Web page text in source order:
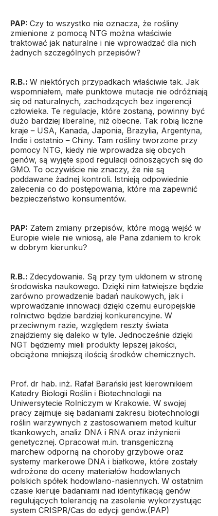
PAP: Czy to wszystko nie oznacza, że rośliny
zmienione z pomocą NTG można właściwie
traktować jak naturalne i nie wprowadzać dla nich
żadnych szczególnych przepisów?
R.B.: W niektórych przypadkach właściwie tak. Jak
wspomniałem, małe punktowe mutacje nie odróżniają
się od naturalnych, zachodzących bez ingerencji
człowieka. Te regulacje, które zostaną, powinny być
dużo bardziej liberalne, niż obecne. Tak robią liczne
kraje – USA, Kanada, Japonia, Brazylia, Argentyna,
Indie i ostatnio – Chiny. Tam rośliny tworzone przy
pomocy NTG, kiedy nie wprowadza się obcych
genów, są wyjęte spod regulacji odnoszących się do
GMO. To oczywiście nie znaczy, że nie są
poddawane żadnej kontroli. Istnieją odpowiednie
zalecenia co do postępowania, które ma zapewnić
bezpieczeństwo konsumentów.
PAP: Zatem zmiany przepisów, które mogą wejść w
Europie wiele nie wniosą, ale Pana zdaniem to krok
w dobrym kierunku?
R.B.: Zdecydowanie. Są przy tym ukłonem w stronę
środowiska naukowego. Dzięki nim łatwiejsze będzie
zarówno prowadzenie badań naukowych, jak i
wprowadzanie innowacji dzięki czemu europejskie
rolnictwo będzie bardziej konkurencyjne. W
przeciwnym razie, względem reszty świata
znajdziemy się daleko w tyle. Jednocześnie dzięki
NGT będziemy mieli produkty lepszej jakości,
obciążone mniejszą ilością środków chemicznych.
Prof. dr hab. inż. Rafał Barański jest kierownikiem
Katedry Biologii Roślin i Biotechnologii na
Uniwersytecie Rolniczym w Krakowie. W swojej
pracy zajmuje się badaniami zakresu biotechnologii
roślin warzywnych z zastosowaniem metod kultur
tkankowych, analiz DNA i RNA oraz inżynierii
genetycznej. Opracował m.in. transgeniczną
marchew odporną na choroby grzybowe oraz
systemy markerowe DNA i białkowe, które zostały
wdrożone do oceny materiałów hodowlanych
polskich spółek hodowlano-nasiennych. W ostatnim
czasie kieruje badaniami nad identyfikacją genów
regulujących tolerancję na zasolenie wykorzystując
system CRISPR/Cas do edycji genów.(PAP)